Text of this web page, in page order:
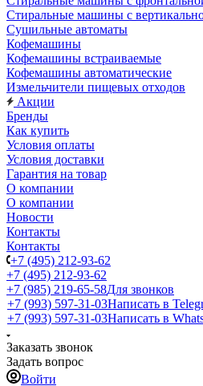
Стиральные машины с
Сушильные автоматы
Кофемашины
Кофемашины встраиваемые
Кофемашины автоматические
Измельчители пищевых отходов
Акции
Бренды
Как купить
Условия оплаты
Условия доставки
Гарантия на товар
О компании
О компании
Новости
Контакты
Контакты
+7 (495) 212-93-62
+7 (495) 212-93-62
+7 (985) 219-65-58Для звонков
+7 (993) 597-31-03Написать в
+7 (993) 597-31-03Написать в
Заказать звонок
Задать вопрос
Войти